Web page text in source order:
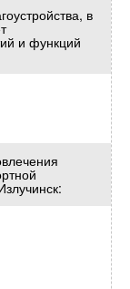
в
и функций